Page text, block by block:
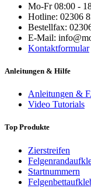
Mo-Fr 08:00 -
Hotline: 02306
Bestellfax:
E-Mail:
Kontaktformular
Anleitungen & Hilfe
Anleitungen &
Video Tutorials
Top Produkte
Zierstreifen
Startnummern